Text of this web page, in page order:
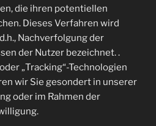
die ihren potentiellen
Dieses Verfahren wird
Nachverfolgung der
der Nutzer bezeichnet. .
„Tracking“-Technologien
wir Sie gesondert in unserer
oder im Rahmen der